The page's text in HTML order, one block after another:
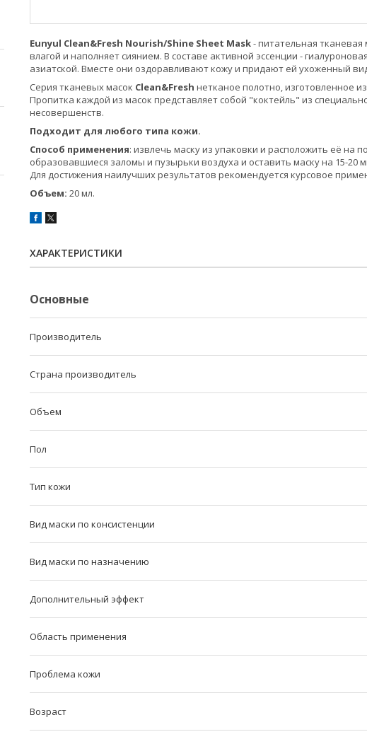
Eunyul Clean&Fresh Nourish/Shine Sheet Mask- питательная
влагой и наполняет сиянием. В составе активной эссенции -
азиатской. Вместе они оздоравливают кожу и придают ей ухоженный
Серия тканевых масок Clean&Fresh нетканое полотно, изготовленное
Пропитка каждой из масок представляет собой "коктейль" из
несовершенств.
Подходит для любого типа кожи.
Способ применения: извлечь маску из упаковки и расположить её на
образовавшиеся заломы и пузырьки воздуха и оставить маску на 15-20
Для достижения наилучших результатов рекомендуется курсовое
Объем: 20 мл.
ХАРАКТЕРИСТИКИ
Основные
Производитель
Страна производитель
Объем
Пол
Тип кожи
Вид маски по консистенции
Вид маски по назначению
Дополнительный эффект
Область применения
Проблема кожи
Возраст